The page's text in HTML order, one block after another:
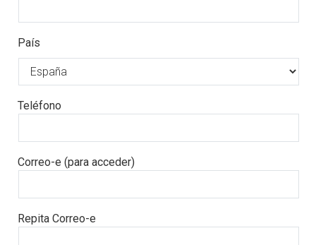
País
Teléfono
Correo-e (para acceder)
Repita Correo-e